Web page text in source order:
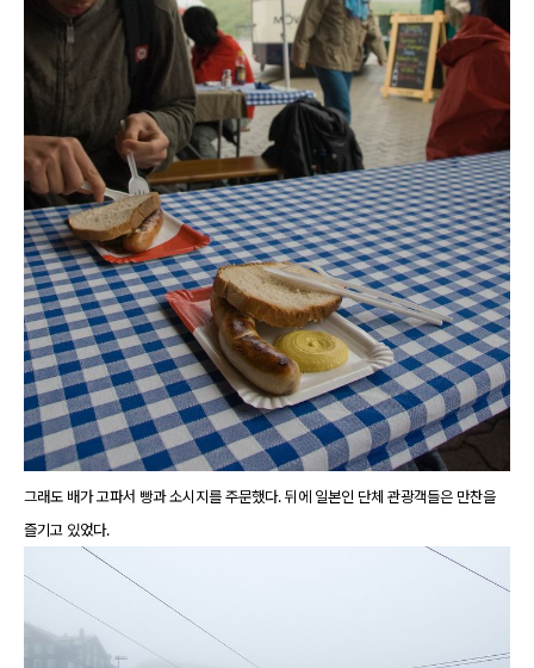
그래도 배가 고파서 빵과 소시지를 주문했다. 뒤에 일본인 단체 관광객들은 만찬을
즐기고 있었다.